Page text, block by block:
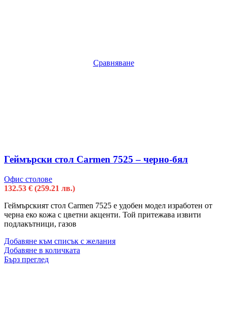
Сравняване
Геймърски стол Carmen 7525 – черно-бял
Офис столове
132.53 € (259.21 лв.)
Геймърският стол Carmen 7525 е удобен модел изработен от
черна еко кожа с цветни акценти. Той притежава извити
подлакътници, газов
Добавяне към списък с желания
Добавяне в количката
Бърз преглед